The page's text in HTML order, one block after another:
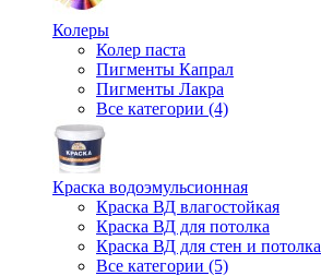
Колеры
Колер паста
Пигменты Капрал
Пигменты Лакра
Все категории (4)
Краска водоэмульсионная
Краска ВД влагостойкая
Краска ВД для потолка
Краска ВД для стен и потолка
Все категории (5)